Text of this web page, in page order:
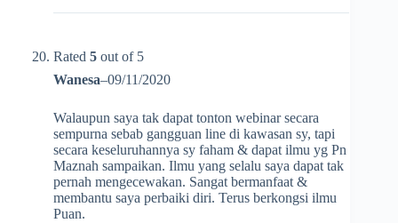
Rated 5 out of 5
Wanesa–09/11/2020
Walaupun saya tak dapat tonton webinar secara
sempurna sebab gangguan line di kawasan sy, tapi
secara keseluruhannya sy faham & dapat ilmu yg Pn
Maznah sampaikan. Ilmu yang selalu saya dapat tak
pernah mengecewakan. Sangat bermanfaat &
membantu saya perbaiki diri. Terus berkongsi ilmu
Puan.